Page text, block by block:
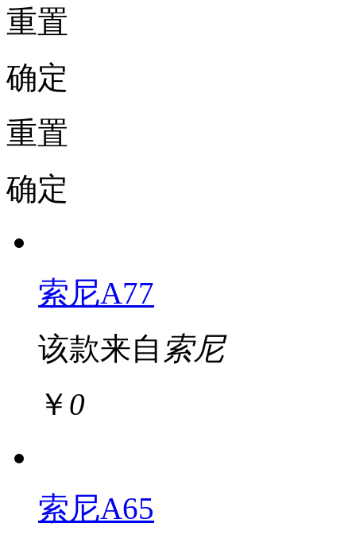
重置
确定
重置
确定
索尼A77
该款来自 索尼
￥ 0
索尼A65